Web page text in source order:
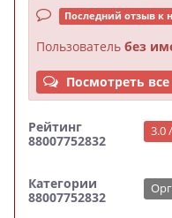
Последний отзыв к
Пользователь без
Посмотреть
Рейтинг
88007752832
3.0
Категории
88007752832